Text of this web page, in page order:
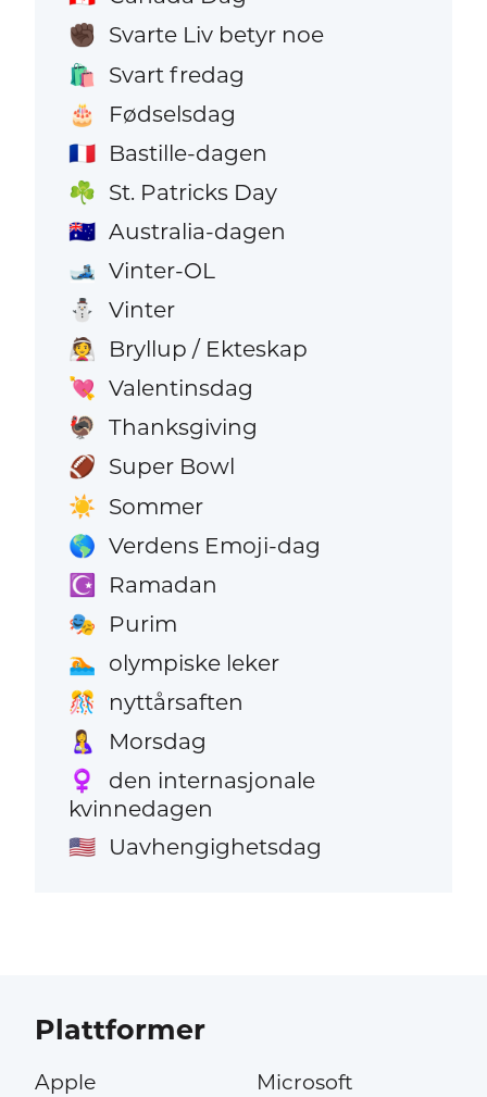
✊🏿 Svarte Liv betyr noe
🛍️ Svart fredag
🎂 Fødselsdag
🇫🇷 Bastille-dagen
☘️ St. Patricks Day
🇦🇺 Australia-dagen
🎿 Vinter-OL
⛄ Vinter
👰 Bryllup / Ekteskap
💘 Valentinsdag
🦃 Thanksgiving
🏈 Super Bowl
☀️ Sommer
🌎 Verdens Emoji-dag
☪️ Ramadan
🎭 Purim
🏊 olympiske leker
🎊 nyttårsaften
🤱 Morsdag
♀️
den internasjonale
kvinnedagen
🇺🇸 Uavhengighetsdag
Plattformer
Apple
Microsoft